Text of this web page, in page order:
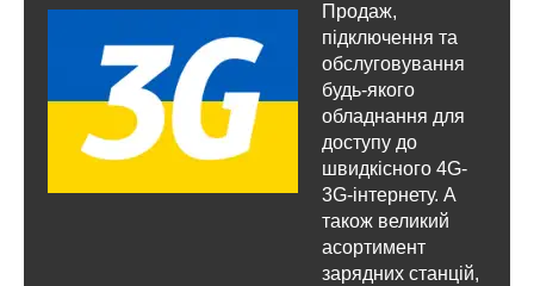
Продаж,
підключення та
обслуговування
будь-якого
обладнання для
доступу до
швидкісного 4G-
3G-інтернету. А
також великий
асортимент
зарядних станцій,